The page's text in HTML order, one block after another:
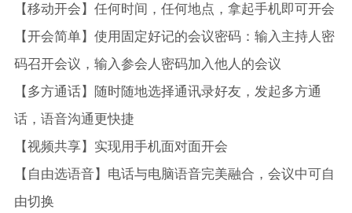
【移动开会】任何时间，任何地点，拿起手机即可开会
【开会简单】使用固定好记的会议密码：输入主持人密
码召开会议，输入参会人密码加入他人的会议
【多方通话】随时随地选择通讯录好友，发起多方通
话，语音沟通更快捷
【视频共享】实现用手机面对面开会
【自由选语音】电话与电脑语音完美融合，会议中可自
由切换